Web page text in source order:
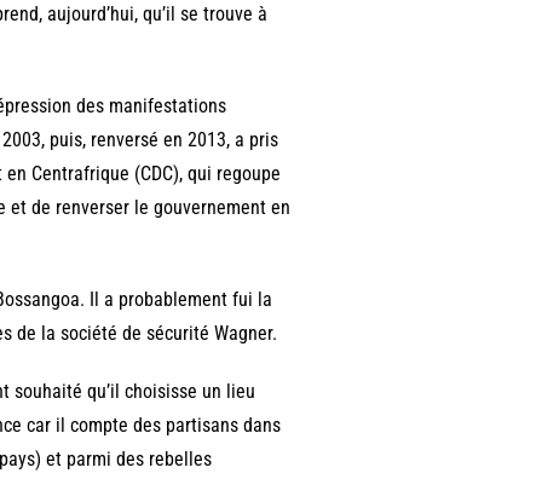
aujourd’hui, qu’il se trouve à
des manifestations
puis, renversé en 2013, a pris
Centrafrique (CDC), qui regoupe
de renverser le gouvernement en
Il a probablement fui la
de la société de sécurité Wagner.
qu’il choisisse un lieu
car il compte des partisans dans
et parmi des rebelles